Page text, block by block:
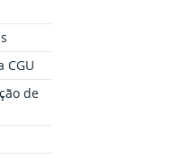
CGU
de